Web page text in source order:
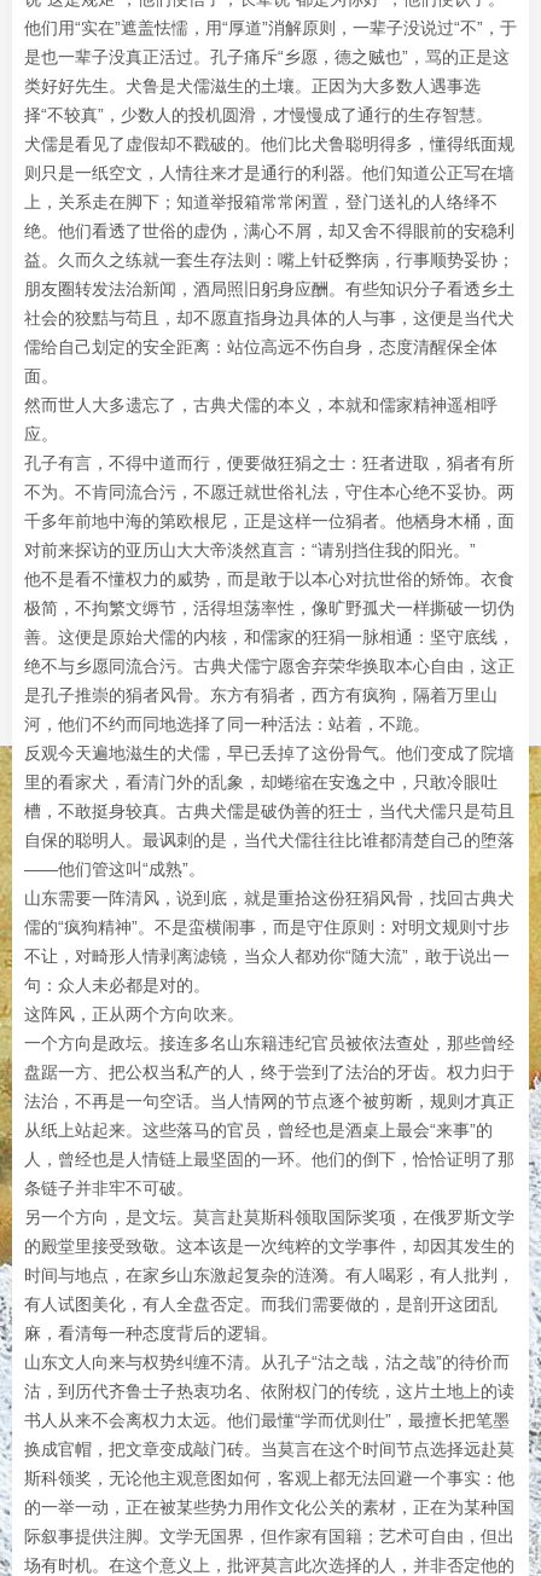
他们用“实在”遮盖怯懦，用“厚道”消解原则，一辈子没说过“不”，于
是也一辈子没真正活过。孔子痛斥“乡愿，德之贼也”，骂的正是这
类好好先生。犬鲁是犬儒滋生的土壤。正因为大多数人遇事选
择“不较真”，少数人的投机圆滑，才慢慢成了通行的生存智慧。
犬儒是看见了虚假却不戳破的。他们比犬鲁聪明得多，懂得纸面规
则只是一纸空文，人情往来才是通行的利器。他们知道公正写在墙
上，关系走在脚下；知道举报箱常常闲置，登门送礼的人络绎不
绝。他们看透了世俗的虚伪，满心不屑，却又舍不得眼前的安稳利
益。久而久之练就一套生存法则：嘴上针砭弊病，行事顺势妥协；
朋友圈转发法治新闻，酒局照旧躬身应酬。有些知识分子看透乡土
社会的狡黠与苟且，却不愿直指身边具体的人与事，这便是当代犬
儒给自己划定的安全距离：站位高远不伤自身，态度清醒保全体
面。
然而世人大多遗忘了，古典犬儒的本义，本就和儒家精神遥相呼
应。
孔子有言，不得中道而行，便要做狂狷之士：狂者进取，狷者有所
不为。不肯同流合污，不愿迁就世俗礼法，守住本心绝不妥协。两
千多年前地中海的第欧根尼，正是这样一位狷者。他栖身木桶，面
对前来探访的亚历山大大帝淡然直言：“请别挡住我的阳光。”
他不是看不懂权力的威势，而是敢于以本心对抗世俗的矫饰。衣食
极简，不拘繁文缛节，活得坦荡率性，像旷野孤犬一样撕破一切伪
善。这便是原始犬儒的内核，和儒家的狂狷一脉相通：坚守底线，
绝不与乡愿同流合污。古典犬儒宁愿舍弃荣华换取本心自由，这正
是孔子推崇的狷者风骨。东方有狷者，西方有疯狗，隔着万里山
河，他们不约而同地选择了同一种活法：站着，不跪。
反观今天遍地滋生的犬儒，早已丢掉了这份骨气。他们变成了院墙
里的看家犬，看清门外的乱象，却蜷缩在安逸之中，只敢冷眼吐
槽，不敢挺身较真。古典犬儒是破伪善的狂士，当代犬儒只是苟且
自保的聪明人。最讽刺的是，当代犬儒往往比谁都清楚自己的堕落
——他们管这叫“成熟”。
山东需要一阵清风，说到底，就是重拾这份狂狷风骨，找回古典犬
儒的“疯狗精神”。不是蛮横闹事，而是守住原则：对明文规则寸步
不让，对畸形人情剥离滤镜，当众人都劝你“随大流”，敢于说出一
句：众人未必都是对的。
这阵风，正从两个方向吹来。
一个方向是政坛。接连多名山东籍违纪官员被依法查处，那些曾经
盘踞一方、把公权当私产的人，终于尝到了法治的牙齿。权力归于
法治，不再是一句空话。当人情网的节点逐个被剪断，规则才真正
从纸上站起来。这些落马的官员，曾经也是酒桌上最会“来事”的
人，曾经也是人情链上最坚固的一环。他们的倒下，恰恰证明了那
条链子并非牢不可破。
另一个方向，是文坛。莫言赴莫斯科领取国际奖项，在俄罗斯文学
的殿堂里接受致敬。这本该是一次纯粹的文学事件，却因其发生的
时间与地点，在家乡山东激起复杂的涟漪。有人喝彩，有人批判，
有人试图美化，有人全盘否定。而我们需要做的，是剖开这团乱
麻，看清每一种态度背后的逻辑。
山东文人向来与权势纠缠不清。从孔子“沽之哉，沽之哉”的待价而
沽，到历代齐鲁士子热衷功名、依附权门的传统，这片土地上的读
书人从来不会离权力太远。他们最懂“学而优则仕”，最擅长把笔墨
换成官帽，把文章变成敲门砖。当莫言在这个时间节点选择远赴莫
斯科领奖，无论他主观意图如何，客观上都无法回避一个事实：他
的一举一动，正在被某些势力用作文化公关的素材，正在为某种国
际叙事提供注脚。文学无国界，但作家有国籍；艺术可自由，但出
场有时机。在这个意义上，批评莫言此次选择的人，并非否定他的